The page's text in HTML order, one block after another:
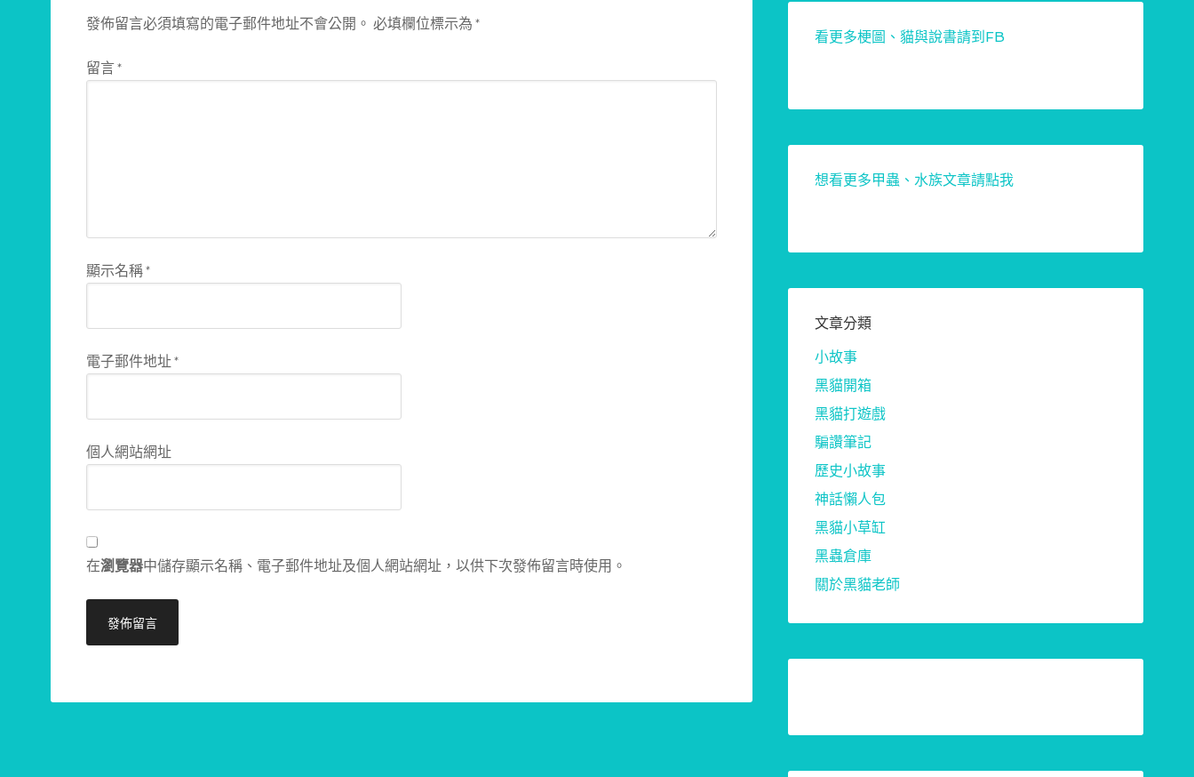
發佈留言必須填寫的電子郵件地址不會公開。 必填欄位標示為*
留言*
顯示名稱*
電子郵件地址*
個人網站網址
在瀏覽器中儲存顯示名稱、電子郵件地址及個人網站網址，以供下次發佈留言時使用。
看更多梗圖、貓與說書請到FB
想看更多甲蟲、水族文章請點我
文章分類
小故事
黑貓開箱
黑貓打遊戲
騙讚筆記
歷史小故事
神話懶人包
黑貓小草缸
黑蟲倉庫
關於黑貓老師